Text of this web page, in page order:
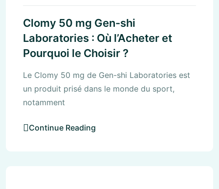
Clomy 50 mg Gen-shi
Laboratories : Où l’Acheter et
Pourquoi le Choisir ?
Le Clomy 50 mg de Gen-shi Laboratories est
un produit prisé dans le monde du sport,
notamment
Continue Reading